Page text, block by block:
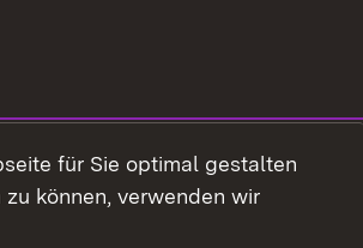
für Sie optimal gestalten
können, verwenden wir